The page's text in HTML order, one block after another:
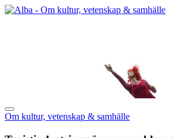
Om kultur, vetenskap & samhälle